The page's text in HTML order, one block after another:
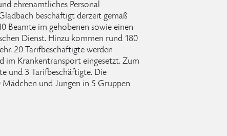
ehrenamtliches Personal
beschäftigt derzeit gemäß
Beamte im gehobenen sowie einen
Dienst. Hinzu kommen rund 180
20 Tarifbeschäftigte werden
im Krankentransport eingesetzt. Zum
und 3 Tarifbeschäftigte. Die
und Jungen in 5 Gruppen